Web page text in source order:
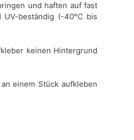
und haften auf fast
beständig (-40°C bis
keinen Hintergrund
einem Stück aufkleben